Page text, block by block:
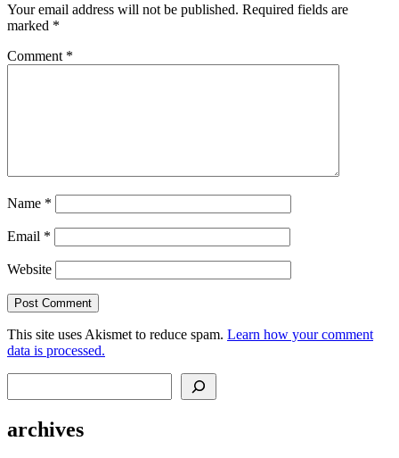
Your email address will not be published. Required fields are
marked *
Comment *
Name *
Email *
Website
This site uses Akismet to reduce spam. Learn how your comment
data is processed.
archives